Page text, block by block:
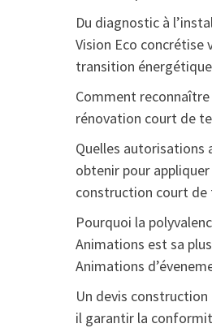
Du diagnostic à
Vision Eco concrétise
transition énergétique
Comment
rénovation court de
Quelles
obtenir pour
construction court de
Pourquoi la
Animations est sa
Animations
Un devis
il garantir la